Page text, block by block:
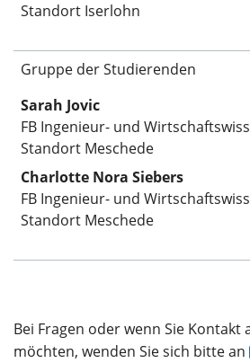
Standort Iserlohn
Gruppe der Studierenden
Sarah Jovic
FB Ingenieur- und
Standort Meschede
Charlotte Nora Siebers
FB Ingenieur- und
Standort Meschede
Bei Fragen oder wenn Sie Kontakt
möchten, wenden Sie sich bitte an